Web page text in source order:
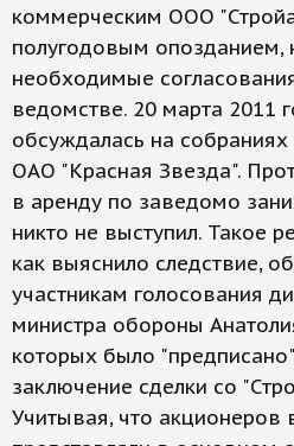
коммерческим ООО
полугодовым
необходимые
ведомстве. 20 марта 2011
обсуждалась на
ОАО "Красная Звезда".
в аренду по заведомо
никто не выступил. Такое
как выяснило следствие,
участникам голосования
министра обороны
которых было
заключение сделки со
Учитывая, что